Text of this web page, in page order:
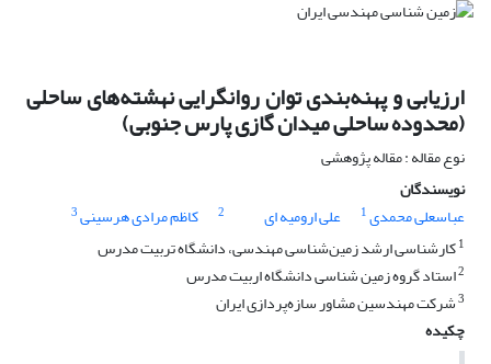
ارزیابی و پهنه‌بندی توان روانگرایی نهشته‌های ساحلی
(محدوده ساحلی میدان گازی پارس جنوبی)
نوع مقاله : مقاله پژوهشی
نویسندگان
عباسعلی محمدی1 علی ارومیه ای 2 کاظم مرادی هرسینی3
1کارشناسی ارشد زمین‌شناسی مهندسی، دانشگاه تربیت مدرس
2استاد گروه زمین شناسی دانشگاه اربیت مدرس
3شرکت مهندسین مشاور سازه‌پردازی ایران
چکیده